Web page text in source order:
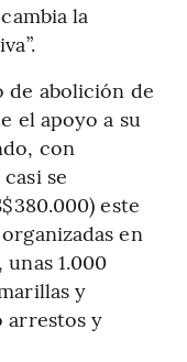
la
de abolición de
el apoyo a su
con
se
este
en
1.000
y
arrestos y